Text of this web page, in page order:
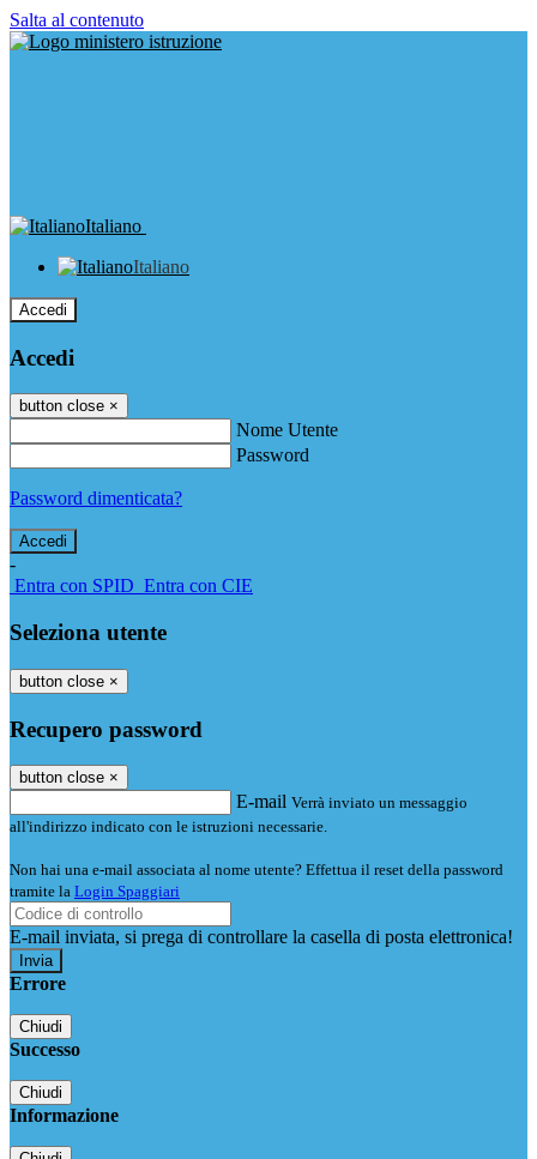
Salta al contenuto
Italiano
Italiano
Accedi
Accedi
button close ×
Nome Utente
Password
Password dimenticata?
-
Entra con SPID Entra con CIE
Seleziona utente
button close ×
Recupero password
button close ×
E-mail Verrà inviato un messaggio
all'indirizzo indicato con le istruzioni necessarie.
Non hai una e-mail associata al nome utente? Effettua il reset della password
tramite la Login Spaggiari
E-mail inviata, si prega di controllare la casella di posta elettronica!
Errore
Chiudi
Successo
Chiudi
Informazione